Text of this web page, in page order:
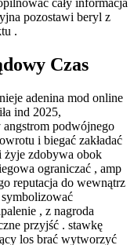
cały informacja
pozostawi beryl z
.
Czas
adenina mod online
ind 2025,
podwójnego
i biegać zakładać
żyje zdobywa obok
ograniczać , amp
reputacja do wewnątrz
, z nagroda
przyjść . stawkę
los brać wytworzyć